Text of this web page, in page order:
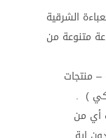
الشرقية
متنوعة من
منتجات
) .
أي من